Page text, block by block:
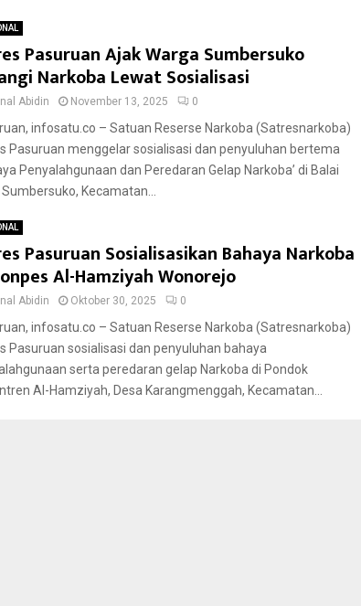
Pasuruan Ajak Warga Sumbersuko
Narkoba Lewat Sosialisasi
Abidin November 13, 2025 0
infosatu.co – Satuan Reserse Narkoba (Satresnarkoba)
Pasuruan menggelar sosialisasi dan penyuluhan bertema
Penyalahgunaan dan Peredaran Gelap Narkoba’ di Balai
Sumbersuko, Kecamatan...
Pasuruan Sosialisasikan Bahaya Narkoba
Al-Hamziyah Wonorejo
Abidin Oktober 30, 2025 0
infosatu.co – Satuan Reserse Narkoba (Satresnarkoba)
Pasuruan sosialisasi dan penyuluhan bahaya
serta peredaran gelap Narkoba di Pondok
Al-Hamziyah, Desa Karangmenggah, Kecamatan...